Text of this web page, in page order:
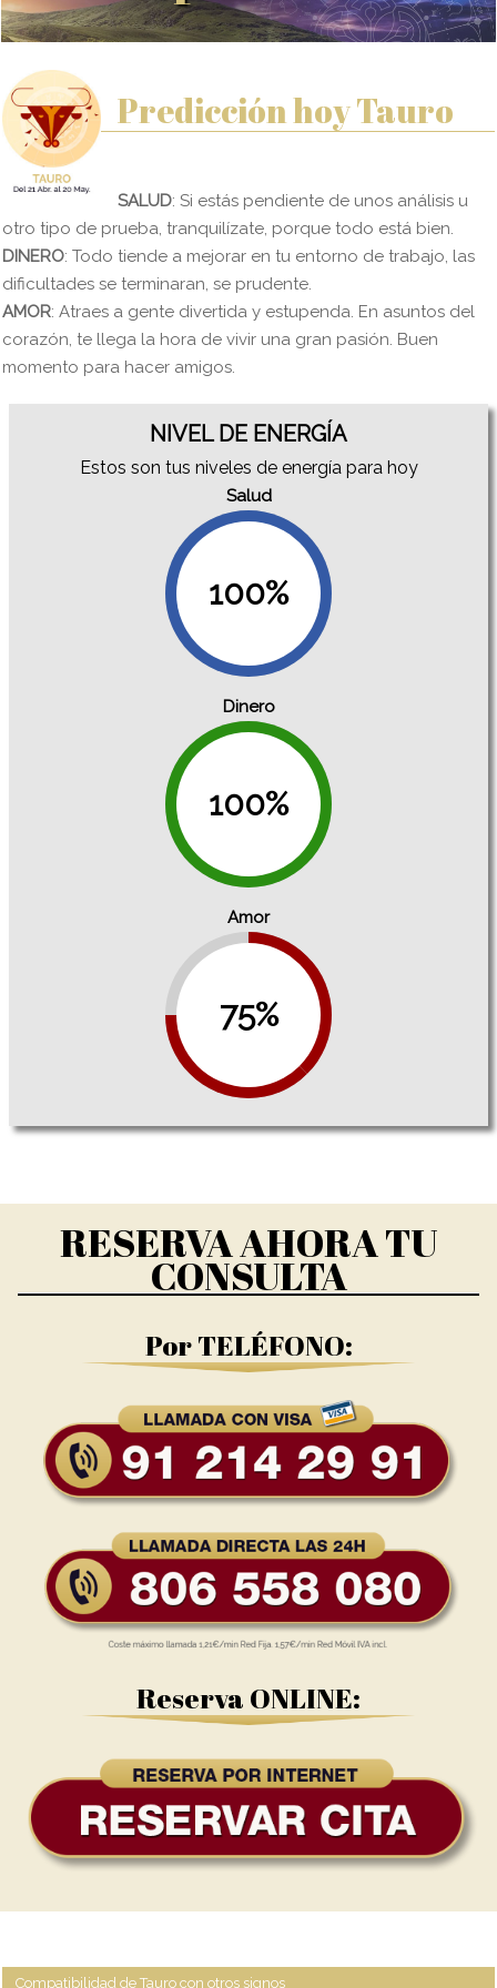
Predicción hoy Tauro
SALUD: Si estás pendiente de unos análisis u
otro tipo de prueba, tranquilízate, porque todo está bien.
DINERO: Todo tiende a mejorar en tu entorno de trabajo, las
dificultades se terminaran, se prudente.
AMOR: Atraes a gente divertida y estupenda. En asuntos del
corazón, te llega la hora de vivir una gran pasión. Buen
momento para hacer amigos.
NIVEL DE ENERGÍA
Estos son tus niveles de energía para hoy
Salud
100%
Dinero
100%
Amor
75%
RESERVA AHORA TU
CONSULTA
Por TELÉFONO:
Reserva ONLINE:
Compatibilidad de Tauro con otros signos